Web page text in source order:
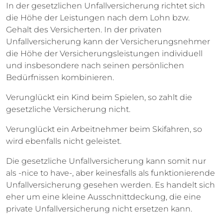
In der gesetzlichen Unfallversicherung richtet sich
die Höhe der Leistungen nach dem Lohn bzw.
Gehalt des Versicherten. In der privaten
Unfallversicherung kann der Versicherungsnehmer
die Höhe der Versicherungsleistungen individuell
und insbesondere nach seinen persönlichen
Bedürfnissen kombinieren.
Verunglückt ein Kind beim Spielen, so zahlt die
gesetzliche Versicherung nicht.
Verunglückt ein Arbeitnehmer beim Skifahren, so
wird ebenfalls nicht geleistet.
Die gesetzliche Unfallversicherung kann somit nur
als -nice to have-, aber keinesfalls als funktionierende
Unfallversicherung gesehen werden. Es handelt sich
eher um eine kleine Ausschnittdeckung, die eine
private Unfallversicherung nicht ersetzen kann.